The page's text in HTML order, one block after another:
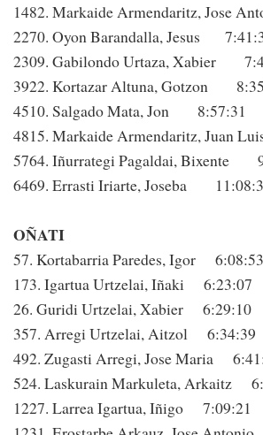
1482. Markaide Armendaritz, Jose
2270. Oyon Barandalla, Jesus
2309. Gabilondo Urtaza, Xabier
3922. Kortazar Altuna, Gotzon
4510. Salgado Mata, Jon 8:57:31
4815. Markaide Armendaritz, Juan
5764. Iñurrategi Pagaldai, Bixente
6469. Errasti Iriarte, Joseba
OÑATI
57. Kortabarria Paredes, Igor 6:08:53
173. Igartua Urtzelai, Iñaki 6:23:07
26. Guridi Urtzelai, Xabier 6:29:10
357. Arregi Urtzelai, Aitzol 6:34:39
492. Zugasti Arregi, Jose Maria
524. Laskurain Markuleta, Arkaitz
1227. Larrea Igartua, Iñigo 7:09:21